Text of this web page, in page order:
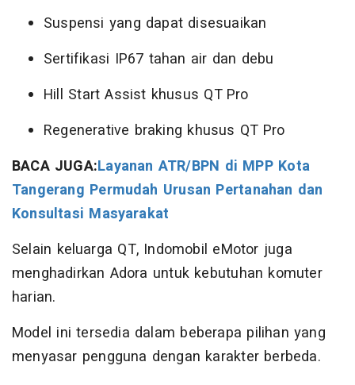
Suspensi yang dapat disesuaikan
Sertifikasi IP67 tahan air dan debu
Hill Start Assist khusus QT Pro
Regenerative braking khusus QT Pro
BACA JUGA:Layanan ATR/BPN di MPP Kota
Tangerang Permudah Urusan Pertanahan dan
Konsultasi Masyarakat
Selain keluarga QT, Indomobil eMotor juga
menghadirkan Adora untuk kebutuhan komuter
harian.
Model ini tersedia dalam beberapa pilihan yang
menyasar pengguna dengan karakter berbeda.